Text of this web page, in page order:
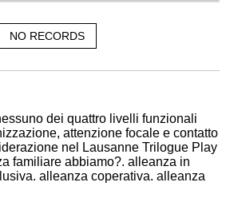
NO RECORDS
dei quattro livelli funzionali
attenzione focale e contatto
nel Lausanne Trilogue Play
familiare abbiamo?. alleanza in
alleanza coperativa. alleanza